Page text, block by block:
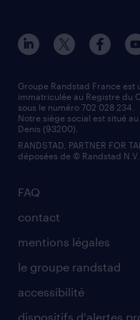
manutentionnaire
assistant administratif
comptable
contact entreprise
faq intérim /
nos agences par ville
nos agences par
nos cabinets de
FAQ
contact
mentions légales
le groupe randstad
accessibilité
dispositifs d'alertes
Groupe Randstad France est
immatriculée au Registre du
sous le numéro 702 028 234.
Notre siège social est situé
Denis (93200).
RANDSTAD, PARTNER FOR
déposées de © Randstad N.V.